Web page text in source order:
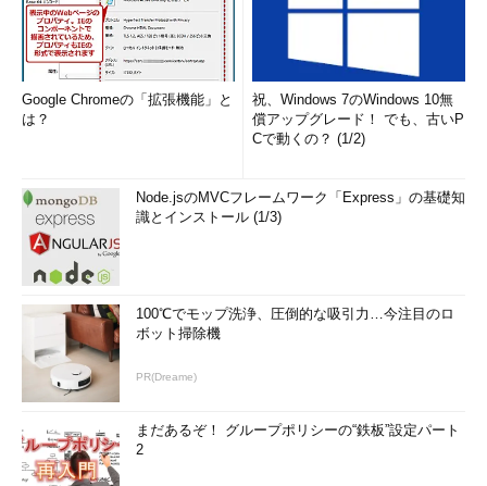
Google Chromeの「拡張機能」と
は？
祝、Windows 7のWindows 10無
償アップグレード！ でも、古いP
Cで動くの？ (1/2)
Node.jsのMVCフレームワーク「Express」の基礎知
識とインストール (1/3)
100℃でモップ洗浄、圧倒的な吸引力…今注目のロ
ボット掃除機
PR(Dreame)
まだあるぞ！ グループポリシーの“鉄板”設定パート
2